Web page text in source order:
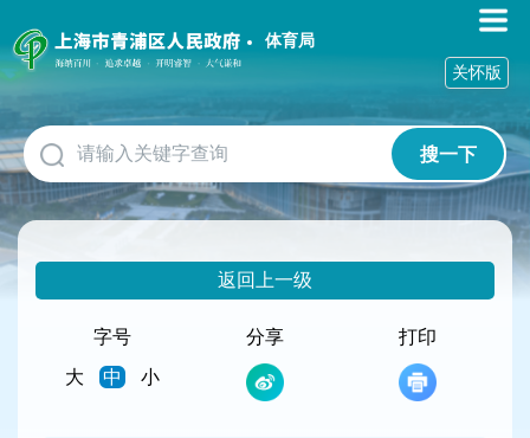
障
碍
作
说
明
跳
到
网
体育局
搜一下
关怀版
返回上一级
字号
大
中 小
分享 打印